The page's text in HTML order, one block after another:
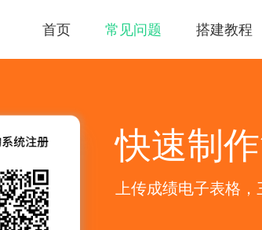
首页 常见问题 搭建教程
快速制
上传成绩电子表格